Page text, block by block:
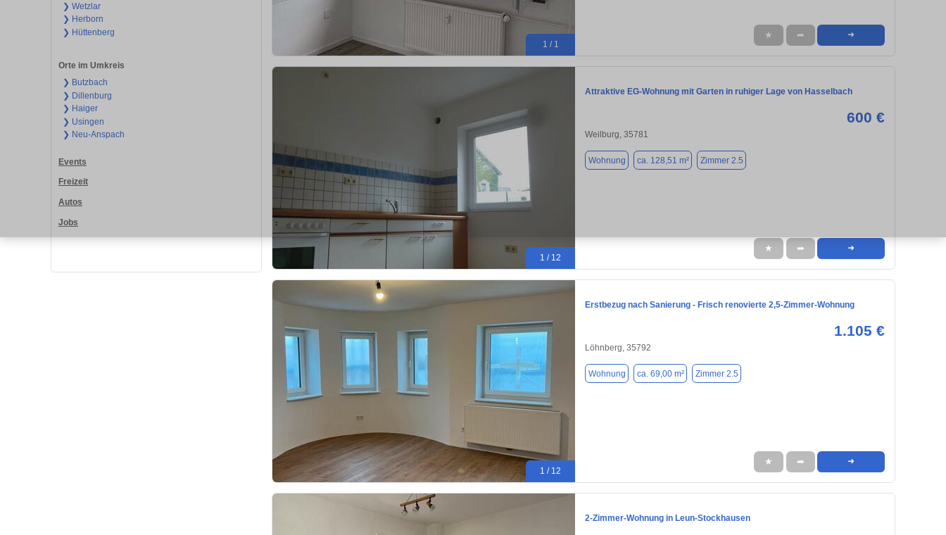
❯ Wetzlar
❯ Herborn
❯ Hüttenberg
Orte im Umkreis
❯ Butzbach
❯ Dillenburg
❯ Haiger
❯ Usingen
❯ Neu-Anspach
Events
Freizeit
Autos
Jobs
1 / 1
★ ➦ ➜
1 / 12
Attraktive EG-Wohnung mit Garten in ruhiger Lage von Hasselbach
600 €
Weilburg, 35781
Wohnung ca. 128,51 m² Zimmer 2.5
★ ➦ ➜
1 / 12
Erstbezug nach Sanierung - Frisch renovierte 2,5-Zimmer-Wohnung
1.105 €
Löhnberg, 35792
Wohnung ca. 69,00 m² Zimmer 2.5
★ ➦ ➜
2-Zimmer-Wohnung in Leun-Stockhausen